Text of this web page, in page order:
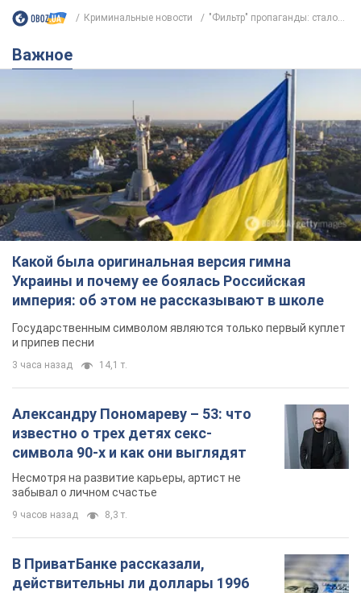
Криминальные новости "Фильтр" пропаганды: стало...
Важное
Какой была оригинальная версия гимна
Украины и почему ее боялась Российская
империя: об этом не рассказывают в школе
Государственным символом являются только первый куплет
и припев песни
3 часа назад 14,1 т.
Александру Пономареву – 53: что
известно о трех детях секс-
символа 90-х и как они выглядят
Несмотря на развитие карьеры, артист не
забывал о личном счастье
9 часов назад 8,3 т.
В ПриватБанке рассказали,
действительны ли доллары 1996